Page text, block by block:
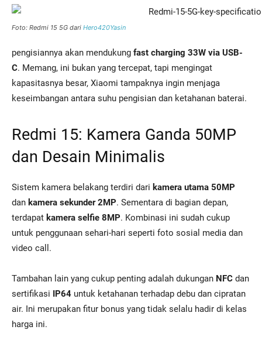
Foto: Redmi 15 5G dari Hero420Yasin
pengisiannya akan mendukung fast charging 33W via USB-
C. Memang, ini bukan yang tercepat, tapi mengingat
kapasitasnya besar, Xiaomi tampaknya ingin menjaga
keseimbangan antara suhu pengisian dan ketahanan baterai.
Redmi 15: Kamera Ganda 50MP
dan Desain Minimalis
Sistem kamera belakang terdiri dari kamera utama 50MP
dan kamera sekunder 2MP. Sementara di bagian depan,
terdapat kamera selfie 8MP. Kombinasi ini sudah cukup
untuk penggunaan sehari-hari seperti foto sosial media dan
video call.
Tambahan lain yang cukup penting adalah dukungan NFC dan
sertifikasi IP64 untuk ketahanan terhadap debu dan cipratan
air. Ini merupakan fitur bonus yang tidak selalu hadir di kelas
harga ini.